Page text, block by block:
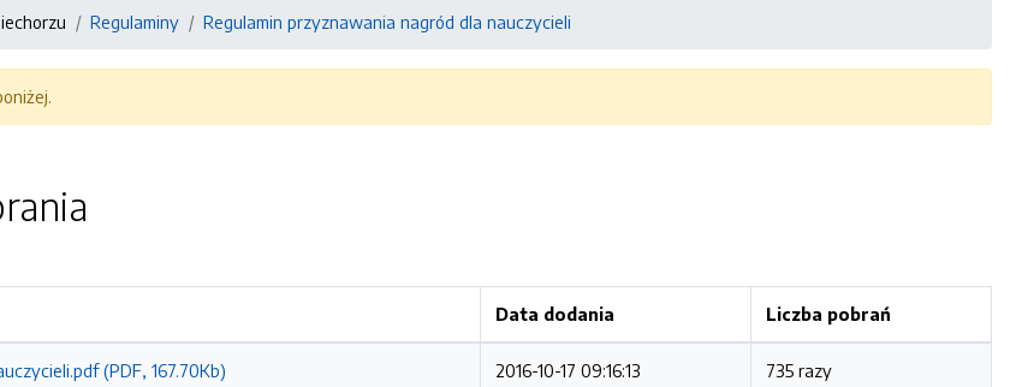
Regulaminy Regulamin przyznawania nagród dla nauczycieli
Data dodania Liczba pobrań
(PDF, 167.70Kb) 2016-10-17 09:16:13 735 razy